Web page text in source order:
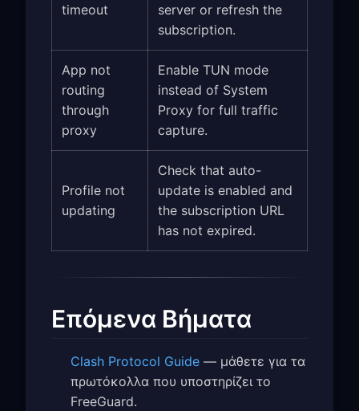
timeout
server or refresh the
subscription.
App not
routing
through
proxy
Enable TUN mode
instead of System
Proxy for full traffic
capture.
Profile not
updating
Check that auto-
update is enabled and
the subscription URL
has not expired.
Επόμενα Βήματα
Clash Protocol Guide — μάθετε για τα
πρωτόκολλα που υποστηρίζει το
FreeGuard.